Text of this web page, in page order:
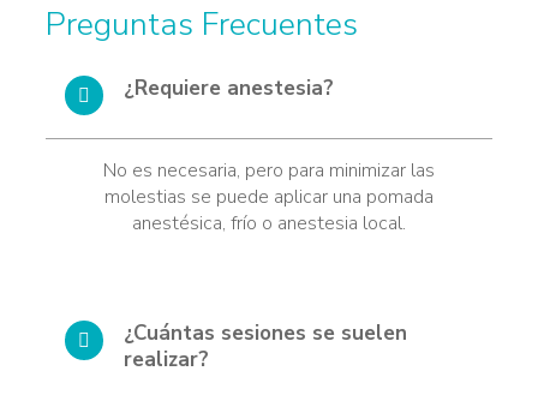
Preguntas Frecuentes
¿Requiere anestesia?
No es necesaria, pero para minimizar las
molestias se puede aplicar una pomada
anestésica, frío o anestesia local.
¿Cuántas sesiones se suelen
realizar?